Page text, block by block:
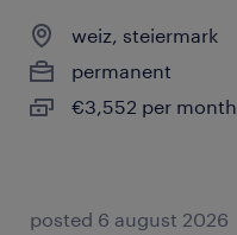
weiz, steiermark
permanent
€3,552 per month
posted 6 august 2026